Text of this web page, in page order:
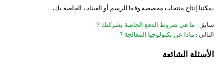
يمكننا إنتاج منتجات مخصصة وفقا للرسم أو العينات الخاصة بك.
سابق ما هي شروط الدفع الخاصة بشركتك？
التالي ماذا عن تكنولوجيا المعالجة？
الأسئلة الشائعة